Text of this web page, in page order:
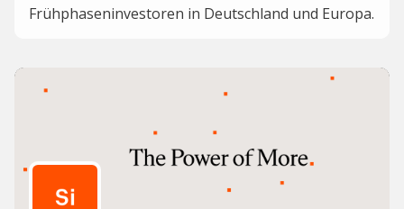
Frühphaseninvestoren in Deutschland und Europa.